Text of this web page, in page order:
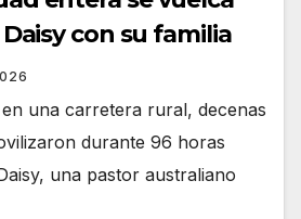
con su familia
una carretera rural, decenas
durante 96 horas
una pastor australiano